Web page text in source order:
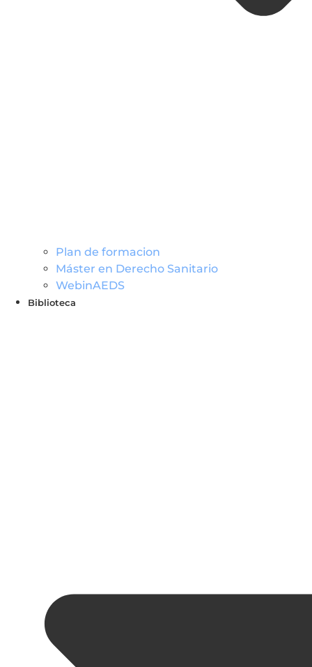
Plan de formacion
Máster en Derecho Sanitario
WebinAEDS
Biblioteca